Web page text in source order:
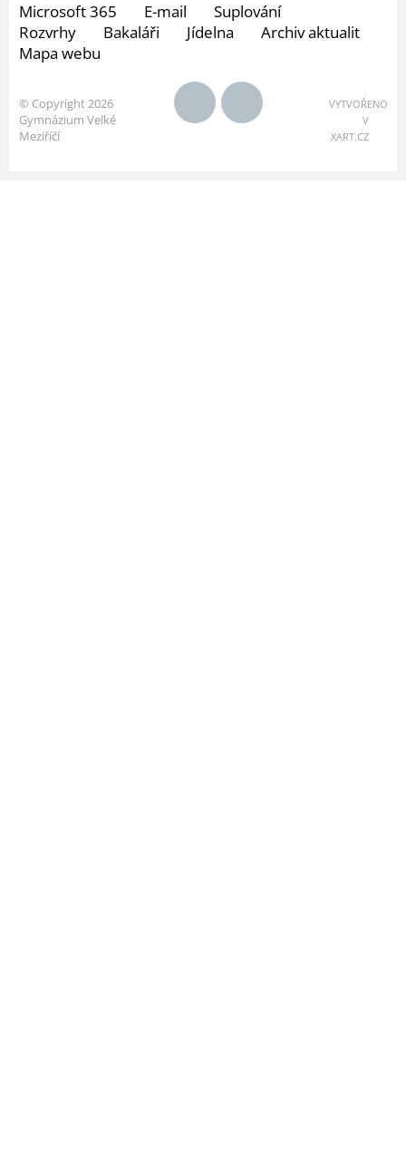
Microsoft 365 E-mail
Suplování
Rozvrhy
Bakaláři Jídelna
Archiv aktualit
Mapa webu
© Copyright 2026
Gymnázium Velké
Meziříčí
VYTVOŘENO
V
XART.CZ